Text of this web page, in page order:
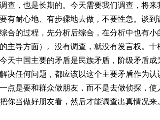
查，也是长期的。今天需要我们调查，将来
有耐心地、有步骤地去做，不要性急。谈到
合的过程，先分析后综合，在分析中也有小
主导方面）。没有调查，就没有发言权。十
天中国主要的矛盾是民族矛盾，阶级矛盾成
决任何问题，都应该以这个主要矛盾作为认
点是要和群众做朋友，而不是去做侦探，使
你当做好朋友看，然后才能调查出真情况来